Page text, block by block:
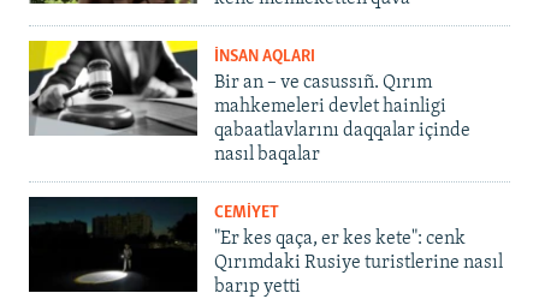
İNSAN AQLARI
Bir an – ve casussıñ. Qırım
mahkemeleri devlet hainligi
qabaatlavlarını daqqalar içinde
nasıl baqalar
CEMİYET
"Er kes qaça, er kes kete": cenk
Qırımdaki Rusiye turistlerine nasıl
barıp yetti